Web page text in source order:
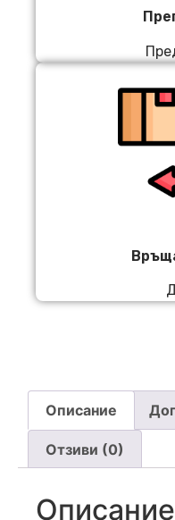
Описание
Отзиви (0)
Описание